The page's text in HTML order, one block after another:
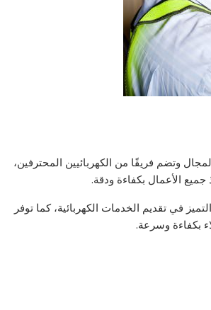
وتضم فريقًا من الكهربائيين المحترفين،
الأعمال بكفاءة ودقة.
في تقديم الخدمات الكهربائية، كما توفر
بكفاءة وسرعة.